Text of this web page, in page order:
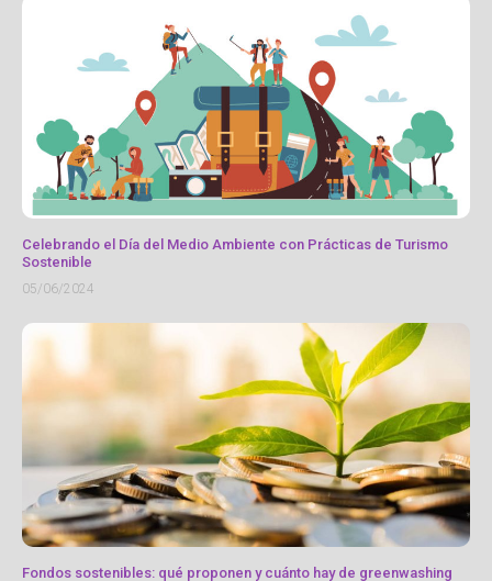
Celebrando el Día del Medio Ambiente con Prácticas de Turismo
Sostenible
05/06/2024
Fondos sostenibles: qué proponen y cuánto hay de greenwashing